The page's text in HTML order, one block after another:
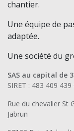
chantier.
Une équipe de
adaptée.
Une société du
SAS au capital de
SIRET : 483 409
Rue du chevalier St
Jabrun